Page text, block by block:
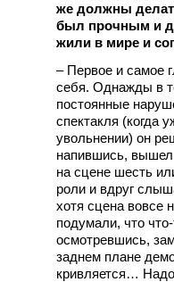
же должны
был прочным и
жили в мире и
– Первое и самое
себя. Однажды в
постоянные
спектакля (когда
увольнении) он
напившись, вышел
на сцене шесть
роли и вдруг
хотя сцена вовсе
подумали, что
осмотревшись,
заднем плане
кривляется…